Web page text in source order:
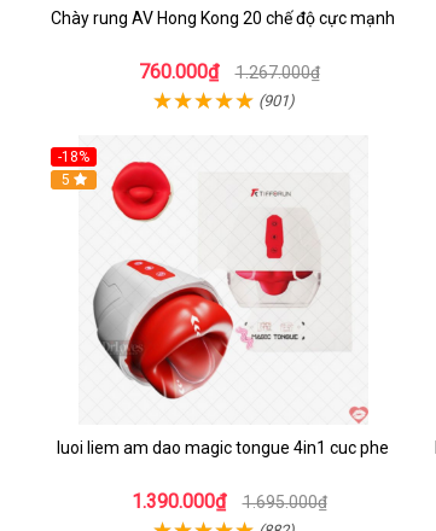
Chày rung AV Hong Kong 20 chế độ cực mạnh
760.000₫ 1.267.000₫
(901)
-18%
Hot
5
luoi liem am dao magic tongue 4in1 cuc phe
1.390.000₫ 1.695.000₫